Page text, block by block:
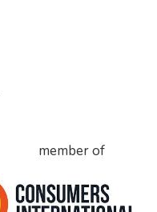
member of